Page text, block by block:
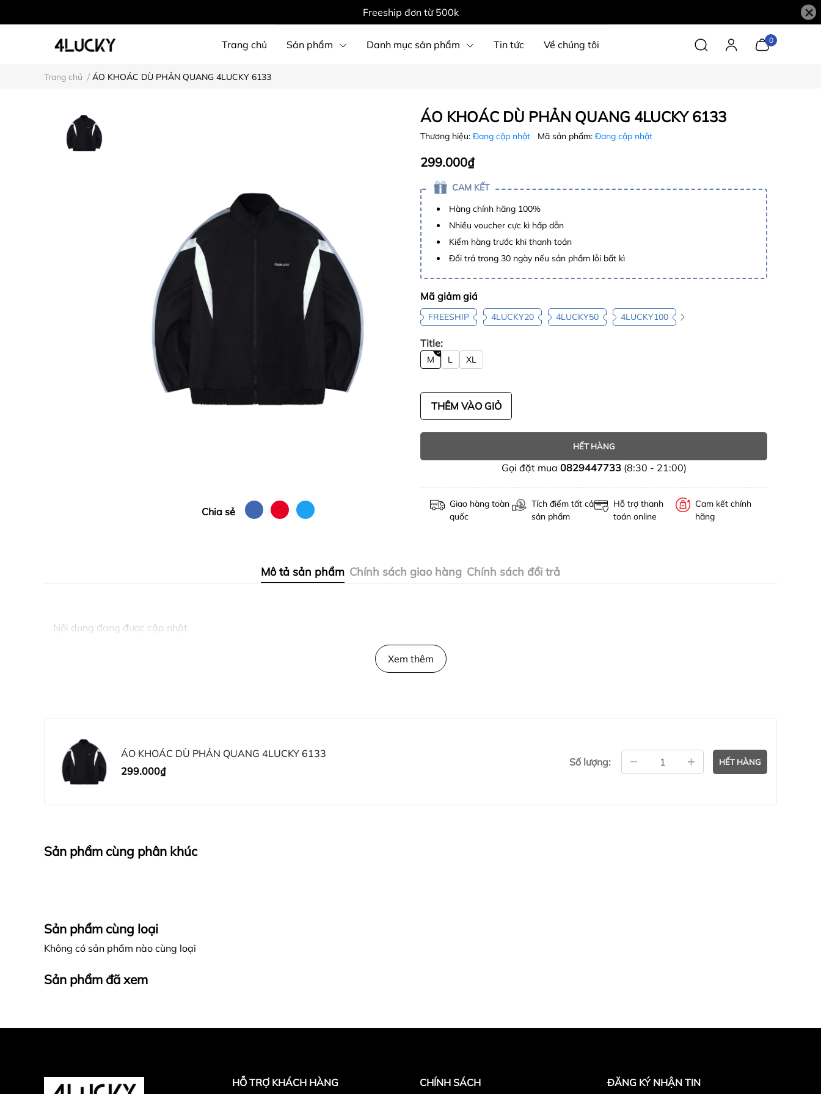
Freeship đơn từ 500k ×
Trang chủ Sản phẩm Danh mục sản phẩm Tin tức Về chúng tôi 0
Trang chủ / ÁO KHOÁC DÙ PHẢN QUANG 4LUCKY 6133
Chia sẻ
ÁO KHOÁC DÙ PHẢN QUANG 4LUCKY 6133
Thương hiệu: Đang cập nhật Mã sản phẩm: Đang cập nhật
299.000₫
CAM KẾT
Hàng chính hãng 100%
Nhiều voucher cực kì hấp dẫn
Kiểm hàng trước khi thanh toán
Đổi trả trong 30 ngày nếu sản phẩm lỗi bất kì
Mã giảm giá
FREESHIP 4LUCKY20 4LUCKY50 4LUCKY100
Title:
M L XL
THÊM VÀO GIỎ
HẾT HÀNG
Gọi đặt mua 0829447733(8:30 - 21:00)
Giao hàng toàn
quốc
Tích điểm tất cả
sản phẩm
Hỗ trợ thanh
toán online
Cam kết chính
hãng
Mô tả sản phẩm Chính sách giao hàng Chính sách đổi trả
Nội dung đang được cập nhật
Xem thêm
ÁO KHOÁC DÙ PHẢN QUANG 4LUCKY 6133
299.000₫
Số lượng: HẾT HÀNG
Sản phẩm cùng phân khúc
Sản phẩm cùng loại
Không có sản phẩm nào cùng loại
Sản phẩm đã xem
HỖ TRỢ KHÁCH HÀNG CHÍNH SÁCH ĐĂNG KÝ NHẬN TIN